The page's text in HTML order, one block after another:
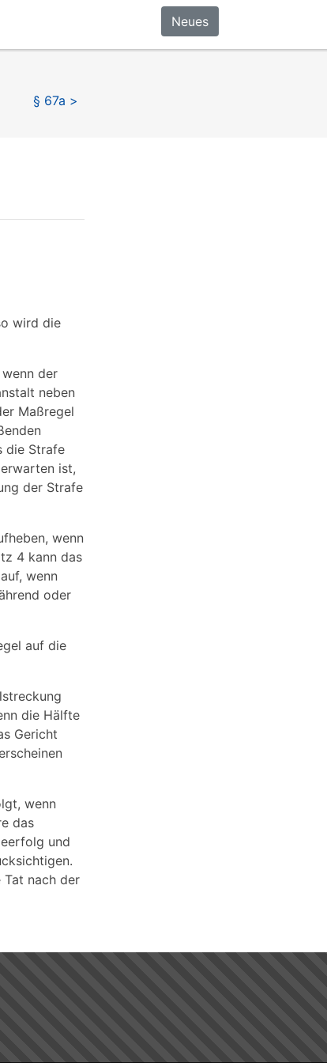
Neues
§ 67a >
wird die
der
neben
Maßregel
die Strafe
ist,
der Strafe
wenn
4 kann das
wenn
oder
auf die
die Hälfte
Gericht
wenn
das
und
Tat nach der